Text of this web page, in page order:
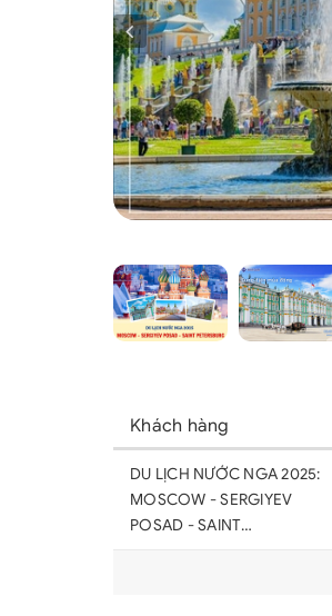
Khách hàng
DU LỊCH NƯỚC NGA 2025:
MOSCOW - SERGIYEV
POSAD - SAINT